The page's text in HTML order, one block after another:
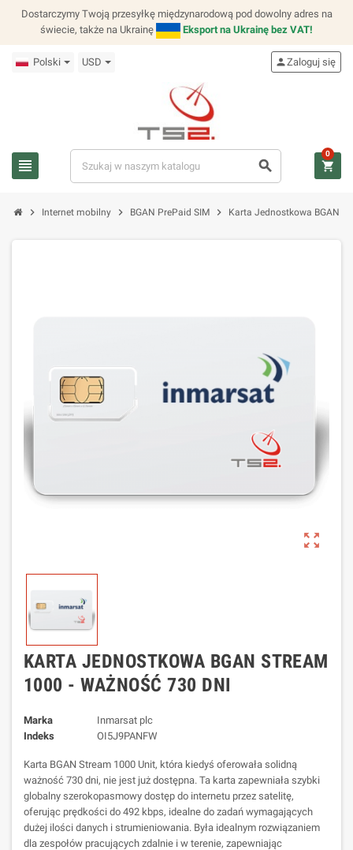
Dostarczymy Twoją przesyłkę międzynarodową pod dowolny adres na
świecie, także na Ukrainę
Eksport na Ukrainę bez VAT!
Polski USD
view_headline search
personZaloguj się
shopping_cart
0
chevron_right Internet mobilny chevron_right BGAN PrePaid SIM chevron_right Karta Jednostkowa BGAN
zoom_out_map
KARTA JEDNOSTKOWA BGAN STREAM
1000 - WAŻNOŚĆ 730 DNI
Marka
Inmarsat plc
Indeks
OI5J9PANFW
Karta BGAN Stream 1000 Unit, która kiedyś oferowała solidną
ważność 730 dni, nie jest już dostępna. Ta karta zapewniała szybki
globalny szerokopasmowy dostęp do internetu przez satelitę,
oferując prędkości do 492 kbps, idealne do zadań wymagających
dużej ilości danych i strumieniowania. Była idealnym rozwiązaniem
dla zespołów pracujących zdalnie i w terenie, zapewniając